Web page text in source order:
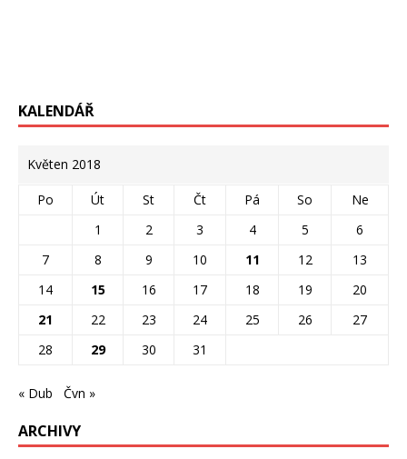
KALENDÁŘ
Květen 2018
Po Út St Čt Pá So
Ne
1
2 3 4 5
6
7
8 9 10 11 12
13
14
15 16 17 18 19
20
21
22 23 24 25 26
27
28
29 30 31
« Dub Čvn »
ARCHIVY